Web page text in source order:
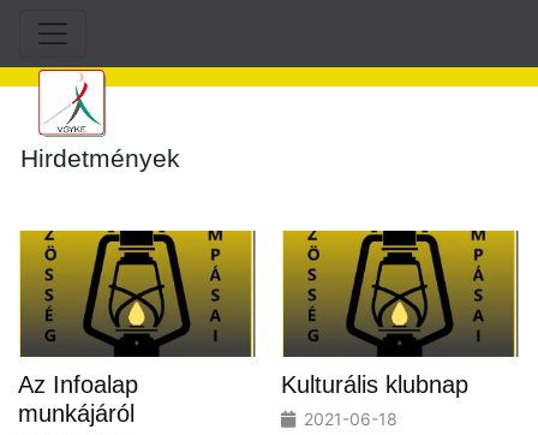
Hirdetmények
Az Infoalap
munkájáról
Kulturális klubnap
2021-06-18